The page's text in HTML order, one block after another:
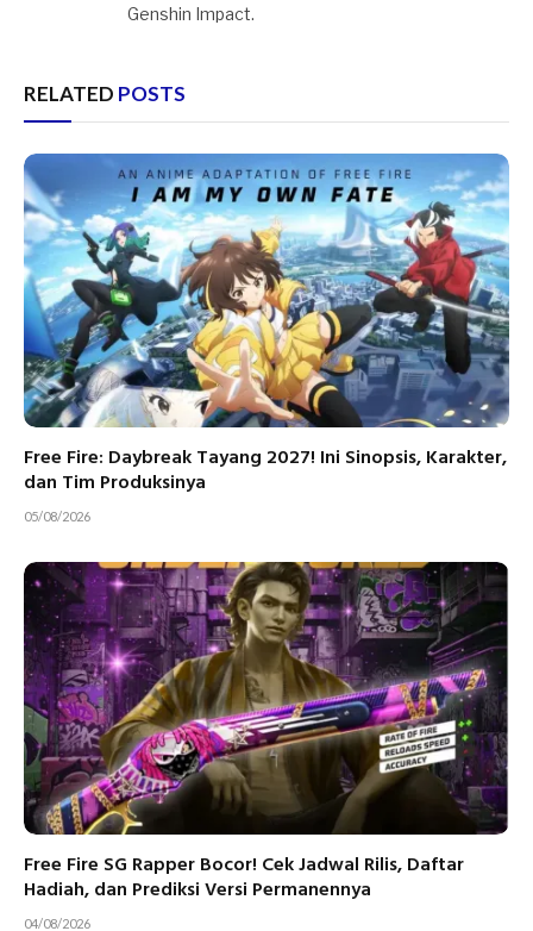
Genshin Impact.
RELATED POSTS
Free Fire: Daybreak Tayang 2027! Ini Sinopsis, Karakter,
dan Tim Produksinya
05/08/2026
Free Fire SG Rapper Bocor! Cek Jadwal Rilis, Daftar
Hadiah, dan Prediksi Versi Permanennya
04/08/2026